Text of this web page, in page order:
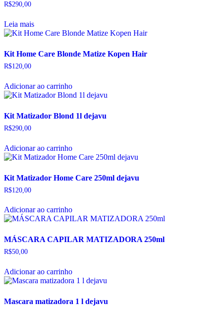
R$290,00
Leia mais
Kit Home Care Blonde Matize Kopen Hair
R$120,00
Adicionar ao carrinho
Kit Matizador Blond 1l dejavu
R$290,00
Adicionar ao carrinho
Kit Matizador Home Care 250ml dejavu
R$120,00
Adicionar ao carrinho
MÁSCARA CAPILAR MATIZADORA 250ml
R$50,00
Adicionar ao carrinho
Mascara matizadora 1 l dejavu